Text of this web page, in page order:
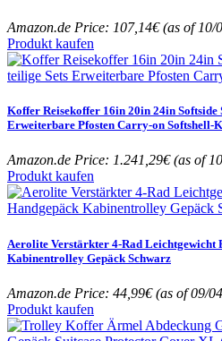
Amazon.de Price: 107,14€(as of 10/
Produkt kaufen
Koffer Reisekoffer 16in 20in 24in Softside
Erweiterbare Pfosten Carry-on
Amazon.de Price: 1.241,29€(as of
Produkt kaufen
Aerolite Verstärkter 4-Rad Leichtgewicht
Kabinentrolley Gepäck Schwarz
Amazon.de Price: 44,99€(as of 09/
Produkt kaufen